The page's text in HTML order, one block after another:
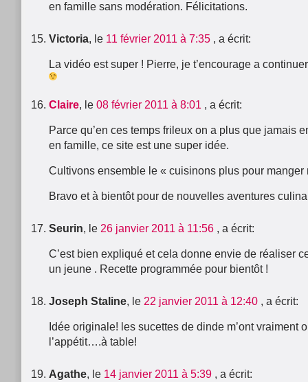
en famille sans modération. Félicitations.
Victoria, le 11 février 2011 à 7:35 , a écrit:
La vidéo est super ! Pierre, je t’encourage a
Claire, le 08 février 2011 à 8:01 , a écrit:
Parce qu’en ces temps frileux on a plus que jamais
en famille, ce site est une super idée.
Cultivons ensemble le « cuisinons plus pour manger
Bravo et à bientôt pour de nouvelles aventures
Seurin, le 26 janvier 2011 à 11:56 , a écrit:
C’est bien expliqué et cela donne envie de réaliser
un jeune . Recette programmée pour bientôt !
Joseph Staline, le 22 janvier 2011 à 12:40 , a écrit:
Idée originale! les sucettes de dinde m’ont vraiment
l’appétit….à table!
Agathe, le 14 janvier 2011 à 5:39 , a écrit: